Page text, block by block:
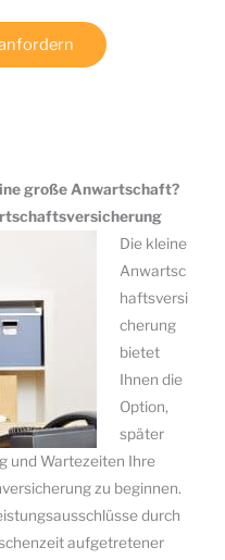
große Anwartschaft?
Die kleine
Anwartsc
haftsversi
cherung
bietet
Ihnen die
Option,
später
und Wartezeiten Ihre
zu beginnen.
durch
aufgetretener